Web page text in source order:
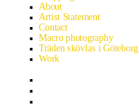
About
Artist Statement
Contact
Macro photography
Träden skövlas i Göteborg
Work